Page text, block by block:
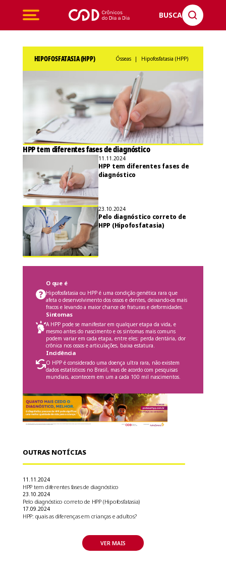
BUSCA
HIPOFOSFATASIA (HPP) Ósseas | Hipofosfatasia (HPP)
HPP tem diferentes fases de diagnóstico
11.11.2024
HPP tem diferentes fases de
diagnóstico
23.10.2024
Pelo diagnóstico correto de
HPP (Hipofosfatasia)
O que é
Hipofosfatasia ou HPP é uma condição genética rara que
afeta o desenvolvimento dos ossos e dentes, deixando-os mais
fracos e levando a maior chance de fraturas e deformidades.
Sintomas
A HPP pode se manifestar em qualquer etapa da vida, e
mesmo antes do nascimento e os sintomas mais comuns
podem variar em cada etapa, entre eles: perda dentária, dor
crônica nos ossos e articulações, baixa estatura.
Incidência
O HPP é considerado uma doença ultra rara, não existem
dados estatísticos no Brasil, mas de acordo com pesquisas
mundiais, acontecem em um a cada 100 mil nascimentos.
OUTRAS NOTÍCIAS
11.11.2024
HPP tem diferentes fases de diagnóstico
23.10.2024
Pelo diagnóstico correto de HPP (Hipofosfatasia)
17.09.2024
HPP: quais as diferenças em crianças e adultos?
VER MAIS